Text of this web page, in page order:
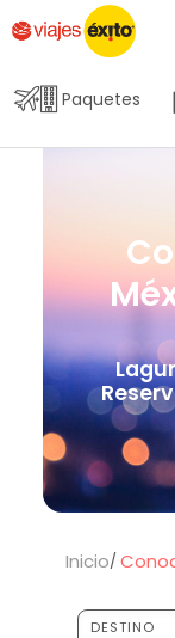
Paquetes
Inicio
DESTINO